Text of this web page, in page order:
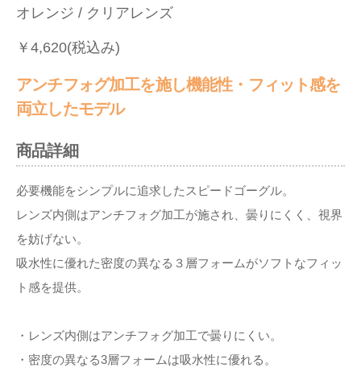
オレンジ / クリアレンズ
￥4,620(税込み)
アンチフォグ加工を施し機能性・フィット感を
両立したモデル
商品詳細
必要機能をシンプルに追求したスピードゴーグル。
レンズ内側はアンチフォグ加工が施され、曇りにくく、視界
を妨げない。
吸水性に優れた密度の異なる３層フォームがソフトなフィッ
ト感を提供。
・レンズ内側はアンチフォグ加工で曇りにくい。
・密度の異なる3層フォームは吸水性に優れる。